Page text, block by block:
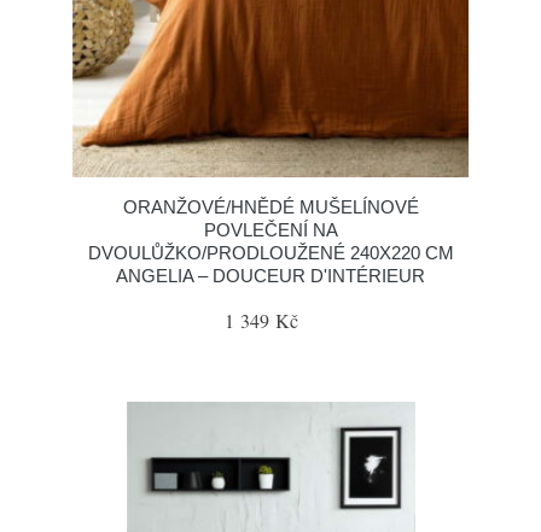
ORANŽOVÉ/HNĚDÉ MUŠELÍNOVÉ
POVLEČENÍ NA
DVOULŮŽKO/PRODLOUŽENÉ 240X220 CM
ANGELIA – DOUCEUR D'INTÉRIEUR
1 349 Kč